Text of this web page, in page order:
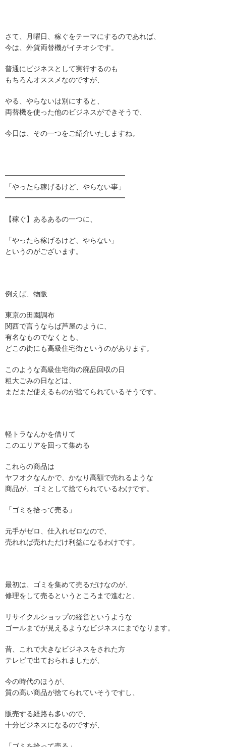
さて、月曜日、稼ぐをテーマにするのであれば、
今は、外貨両替機がイチオシです。
普通にビジネスとして実行するのも
もちろんオススメなのですが、
やる、やらないは別にすると、
両替機を使った他のビジネスができそうで、
今日は、その一つをご紹介いたしますね。
━━━━━━━━━━━━━━━━━
「やったら稼げるけど、やらない事」
━━━━━━━━━━━━━━━━━
【稼ぐ】あるあるの一つに、
「やったら稼げるけど、やらない」
というのがございます。
例えば、物販
東京の田園調布
関西で言うならば芦屋のように、
有名なものでなくとも、
どこの街にも高級住宅街というのがあります。
このような高級住宅街の廃品回収の日
粗大ごみの日などは、
まだまだ使えるものが捨てられているそうです。
軽トラなんかを借りて
このエリアを回って集める
これらの商品は
ヤフオクなんかで、かなり高額で売れるような
商品が、ゴミとして捨てられているわけです。
「ゴミを拾って売る」
元手がゼロ、仕入れゼロなので、
売れれば売れただけ利益になるわけです。
最初は、ゴミを集めて売るだけなのが、
修理をして売るというところまで進むと、
リサイクルショップの経営というような
ゴールまでが見えるようなビジネスにまでなります。
昔、これで大きなビジネスをされた方
テレビで出ておられましたが、
今の時代のほうが、
質の高い商品が捨てられていそうですし、
販売する経路も多いので、
十分ビジネスになるのですが、